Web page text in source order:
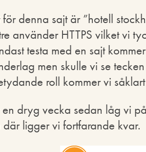
denna sajt är ”hotell
använder HTTPS vilket vi
testa med en sajt
men skulle vi se
roll kommer vi
dryg vecka sedan låg vi
där ligger vi fortfarande kvar.